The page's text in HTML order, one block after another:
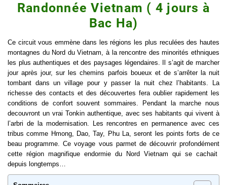
Randonnée Vietnam ( 4 jours à
Bac Ha)
Ce circuit vous emmène dans les régions les plus reculées des hautes
montagnes du Nord du Vietnam, à la rencontre des minorités ethniques
les plus authentiques et des paysages légendaires. Il s’agit de marcher
jour après jour, sur les chemins parfois boueux et de s’arrêter la nuit
tombant dans un village pour y passer la nuit chez l’habitants. La
richesse des contacts et des découvertes fera oublier rapidement les
conditions de confort souvent sommaires. Pendant la marche nous
decouvront un vrai Tonkin authentique, avec ses habitants qui vivent à
l’arbri de la modernisation. Les rencontres en permanence avec ces
tribus comme Hmong, Dao, Tay, Phu La, seront les points forts de ce
beau programme. Ce voyage vous parmet de découvrir profondément
cette région magnifique endormie du Nord Vietnam qui se cachait
depuis longtemps…